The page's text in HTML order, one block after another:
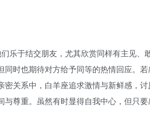
乐于结交朋友，尤其欣赏同样有主见、
时也期待对方给予同等的热情回应。
关系中，白羊座追求激情与新鲜感，
尊重。虽然有时显得自我中心，但只